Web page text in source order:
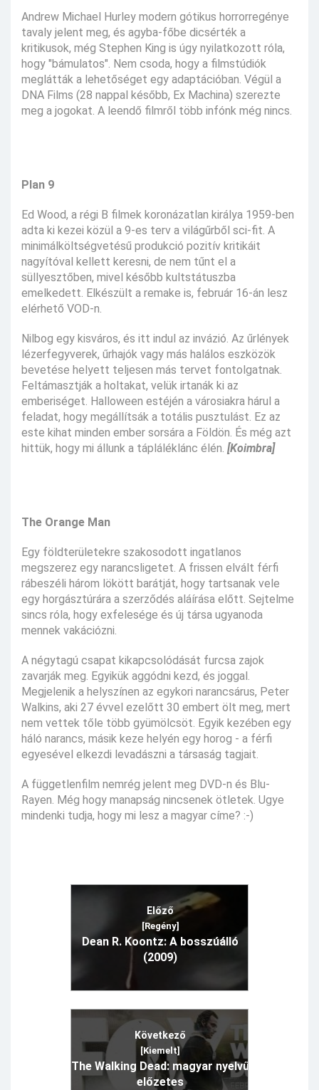
Andrew Michael Hurley modern gótikus horrorregénye
tavaly jelent meg, és agyba-főbe dicsérték a
kritikusok, még Stephen King is úgy nyilatkozott róla,
hogy "bámulatos". Nem csoda, hogy a filmstúdiók
meglátták a lehetőséget egy adaptációban. Végül a
DNA Films (28 nappal később, Ex Machina) szerezte
meg a jogokat. A leendő filmről több infónk még nincs.
Plan 9
Ed Wood, a régi B filmek koronázatlan királya 1959-ben
adta ki kezei közül a 9-es terv a világűrből sci-fit. A
minimálköltségvetésű produkció pozitív kritikáit
nagyítóval kellett keresni, de nem tűnt el a
süllyesztőben, mivel később kultstátuszba
emelkedett. Elkészült a remake is, február 16-án lesz
elérhető VOD-n.
Nilbog egy kisváros, és itt indul az invázió. Az űrlények
lézerfegyverek, űrhajók vagy más halálos eszközök
bevetése helyett teljesen más tervet fontolgatnak.
Feltámasztják a holtakat, velük irtanák ki az
emberiséget. Halloween estéjén a városiakra hárul a
feladat, hogy megállítsák a totális pusztulást. Ez az
este kihat minden ember sorsára a Földön. És még azt
hittük, hogy mi állunk a tápláléklánc élén. [Koimbra]
The Orange Man
Egy földterületekre szakosodott ingatlanos
megszerez egy narancsligetet. A frissen elvált férfi
rábeszéli három lökött barátját, hogy tartsanak vele
egy horgásztúrára a szerződés aláírása előtt. Sejtelme
sincs róla, hogy exfelesége és új társa ugyanoda
mennek vakációzni.
A négytagú csapat kikapcsolódását furcsa zajok
zavarják meg. Egyikük aggódni kezd, és joggal.
Megjelenik a helyszínen az egykori narancsárus, Peter
Walkins, aki 27 évvel ezelőtt 30 embert ölt meg, mert
nem vettek tőle több gyümölcsöt. Egyik kezében egy
háló narancs, másik keze helyén egy horog - a férfi
egyesével elkezdi levadászni a társaság tagjait.
A függetlenfilm nemrég jelent meg DVD-n és Blu-
Rayen. Még hogy manapság nincsenek ötletek. Ugye
mindenki tudja, hogy mi lesz a magyar címe? :-)
Előző
[Regény]
Dean R. Koontz: A bosszúálló
(2009)
Következő
[Kiemelt]
The Walking Dead: magyar nyelvű
előzetes